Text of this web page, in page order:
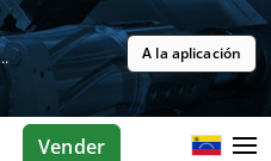
de aplicaciones A la aplicación
Vender